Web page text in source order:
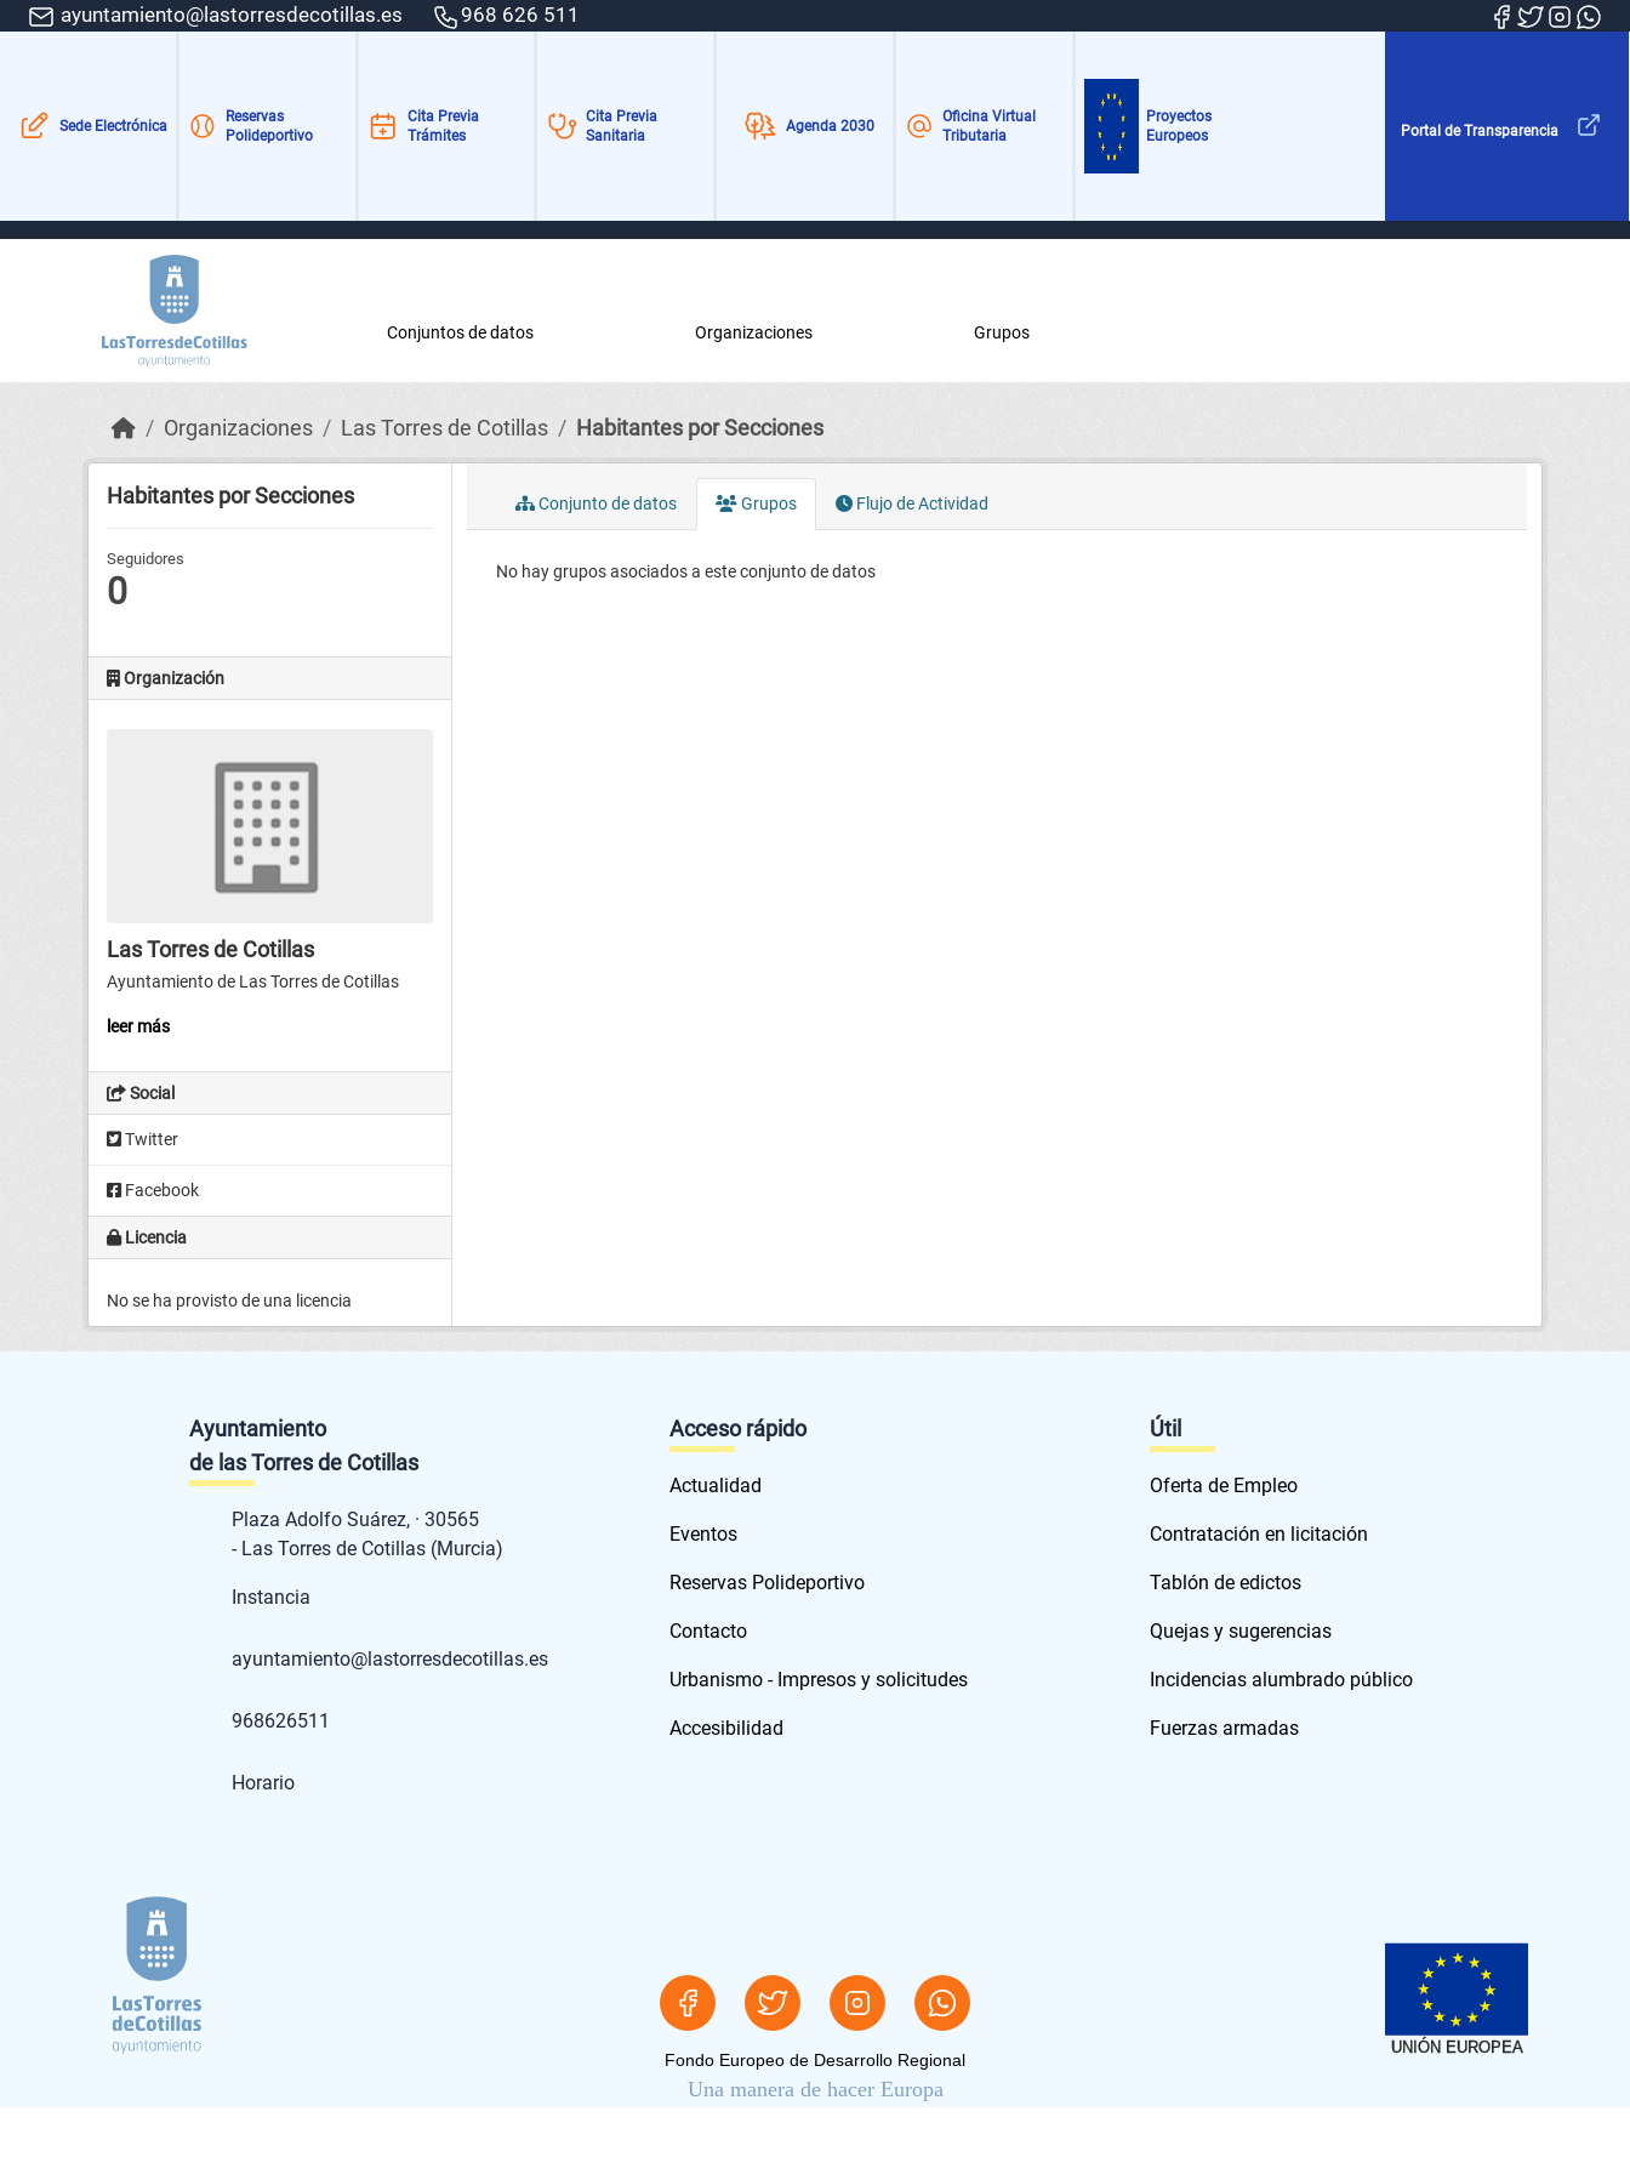
Skip to main content
ayuntamiento@lastorresdecotillas.es 968 626 511
Sede Electrónica
Reservas
Polideportivo
Cita Previa
Trámites
Cita Previa
Sanitaria
Agenda 2030
Oficina Virtual
Tributaria
Proyectos
Europeos
Portal de Transparencia
Conjuntos de datos Organizaciones Grupos
Organizaciones Las Torres de Cotillas Habitantes por Secciones
Habitantes por Secciones
Seguidores
0
Organización
Las Torres de Cotillas
Ayuntamiento de Las Torres de Cotillas
leer más
Social
Twitter
Facebook
Licencia
No se ha provisto de una licencia
Conjunto de datos Grupos Flujo de Actividad
No hay grupos asociados a este conjunto de datos
Ayuntamiento
de las Torres de Cotillas
Plaza Adolfo Suárez, · 30565
- Las Torres de Cotillas (Murcia)
Instancia
ayuntamiento@lastorresdecotillas.es
968626511
Horario
Acceso rápido
Actualidad
Eventos
Reservas Polideportivo
Contacto
Urbanismo - Impresos y solicitudes
Accesibilidad
Útil
Oferta de Empleo
Contratación en licitación
Tablón de edictos
Quejas y sugerencias
Incidencias alumbrado público
Fuerzas armadas
Fondo Europeo de Desarrollo Regional
Una manera de hacer Europa